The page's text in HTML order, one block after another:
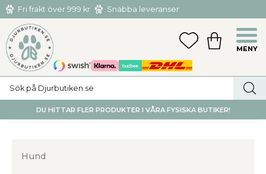
Meny
Fri frakt över 999 kr
Snabba leveranser
Hämta och returnera i butiken i Tumba eller Huddinge C
FAVORITER
KUNDVAGN
DU HITTAR FLER PRODUKTER I VÅRA FYSISKA BUTIKER!
Hund